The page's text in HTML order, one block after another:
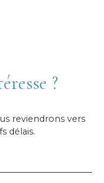
?
reviendrons vers
délais.